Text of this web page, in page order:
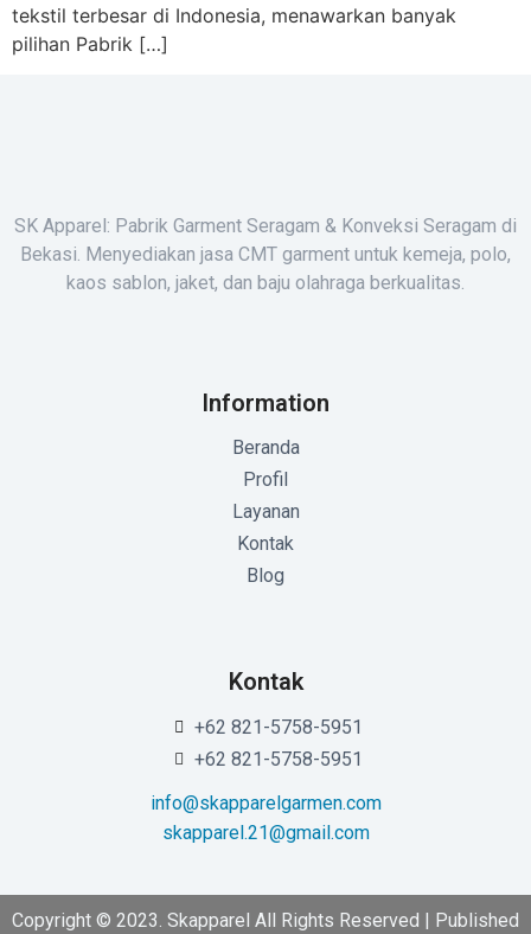
tekstil terbesar di Indonesia, menawarkan banyak
pilihan Pabrik […]
SK Apparel: Pabrik Garment Seragam & Konveksi Seragam di
Bekasi. Menyediakan jasa CMT garment untuk kemeja, polo,
kaos sablon, jaket, dan baju olahraga berkualitas.
Information
Beranda
Profil
Layanan
Kontak
Blog
Kontak
+62 821-5758-5951
+62 821-5758-5951
info@skapparelgarmen.com
skapparel.21@gmail.com
Copyright © 2023. Skapparel All Rights Reserved | Published